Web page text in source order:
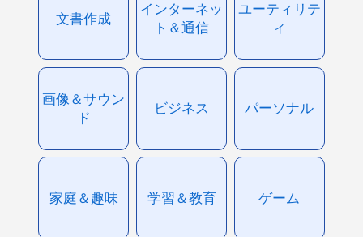
文書作成
インターネッ
ト＆通信
ユーティリテ
ィ
画像＆サウン
ド
ビジネス パーソナル
家庭＆趣味 学習＆教育 ゲーム